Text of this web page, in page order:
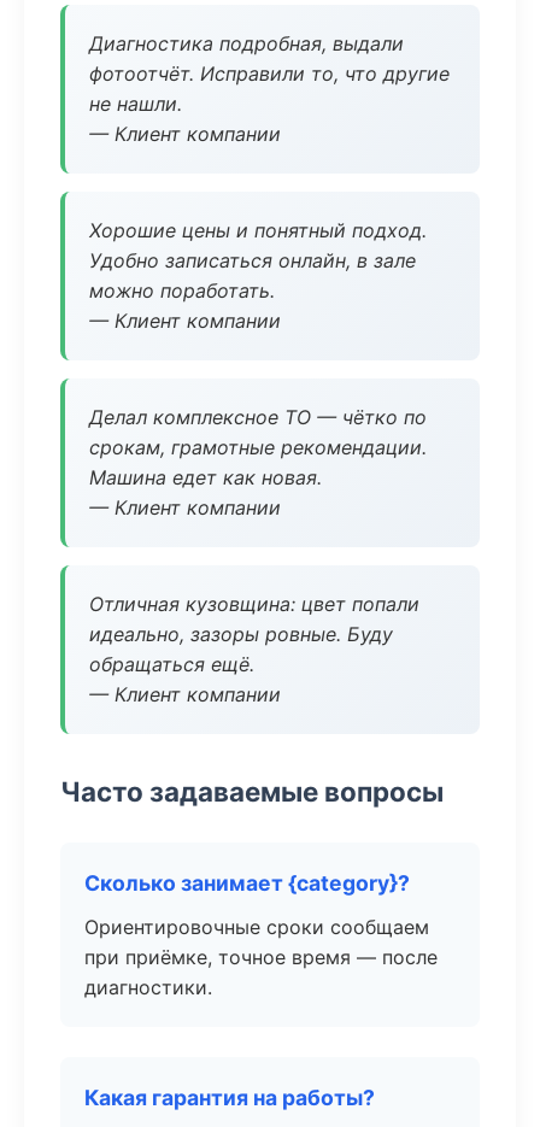
Диагностика подробная, выдали
фотоотчёт. Исправили то, что другие
не нашли.
— Клиент компании
Хорошие цены и понятный подход.
Удобно записаться онлайн, в зале
можно поработать.
— Клиент компании
Делал комплексное ТО — чётко по
срокам, грамотные рекомендации.
Машина едет как новая.
— Клиент компании
Отличная кузовщина: цвет попали
идеально, зазоры ровные. Буду
обращаться ещё.
— Клиент компании
Часто задаваемые вопросы
Сколько занимает {category}?
Ориентировочные сроки сообщаем
при приёмке, точное время — после
диагностики.
Какая гарантия на работы?